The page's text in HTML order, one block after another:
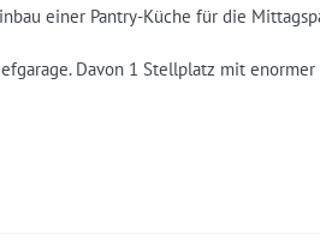
einer Pantry-Küche für die
Davon 1 Stellplatz mit enormer